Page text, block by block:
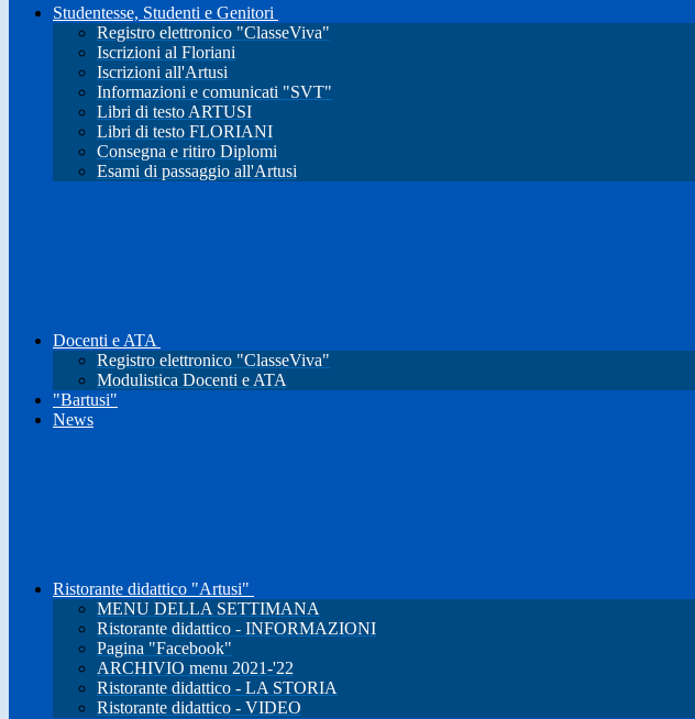
Studentesse, Studenti e Genitori
Registro elettronico "ClasseViva"
Iscrizioni al Floriani
Iscrizioni all'Artusi
Informazioni e comunicati "SVT"
Libri di testo ARTUSI
Libri di testo FLORIANI
Consegna e ritiro Diplomi
Esami di passaggio all'Artusi
Docenti e ATA
Registro elettronico "ClasseViva"
Modulistica Docenti e ATA
"Bartusi"
News
Ristorante didattico "Artusi"
MENU DELLA SETTIMANA
Ristorante didattico - INFORMAZIONI
Pagina "Facebook"
ARCHIVIO menu 2021-'22
Ristorante didattico - LA STORIA
Ristorante didattico - VIDEO